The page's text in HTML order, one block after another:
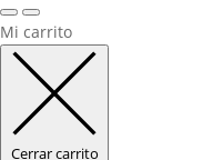
Mi carrito
Cerrar carrito